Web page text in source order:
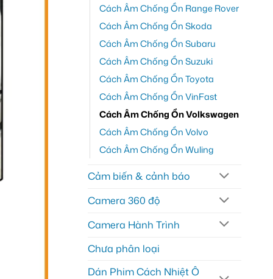
Cách Âm Chống Ồn Range Rover
Cách Âm Chống Ồn Skoda
Cách Âm Chống Ồn Subaru
Cách Âm Chống Ồn Suzuki
Cách Âm Chống Ồn Toyota
Cách Âm Chống Ồn VinFast
Cách Âm Chống Ồn Volkswagen
Cách Âm Chống Ồn Volvo
Cách Âm Chống Ồn Wuling
Cảm biến & cảnh báo
Camera 360 độ
Camera Hành Trình
Chưa phân loại
Dán Phim Cách Nhiệt Ô